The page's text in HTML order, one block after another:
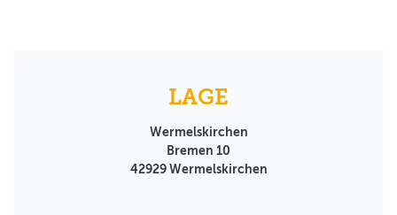
LAGE
Wermelskirchen
Bremen 10
42929 Wermelskirchen